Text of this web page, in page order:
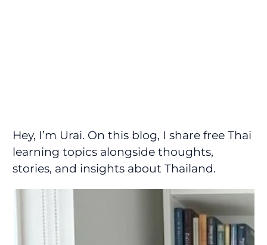
Hey, I’m Urai. On this blog, I share free Thai
learning topics alongside thoughts,
stories, and insights about Thailand.